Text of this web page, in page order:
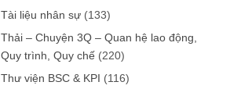
Tài liệu nhân sự (133)
Thải – Chuyện 3Q – Quan hệ lao động,
Quy trình, Quy chế (220)
Thư viện BSC & KPI (116)